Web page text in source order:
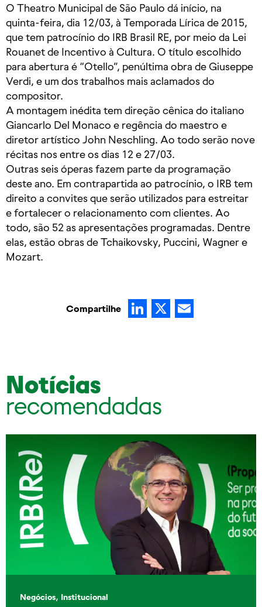
​O Theatro Municipal de São Paulo dá início, na
quinta-feira, dia 12/03, à Temporada Lírica de 2015,
que tem patrocínio do IRB Brasil RE, por meio da Lei
Rouanet de Incentivo à Cultura. O título escolhido
para abertura é “Otello”, penúltima obra de Giuseppe
Verdi, e um dos trabalhos mais aclamados do
compositor.
A montagem inédita tem direção cênica do italiano
Giancarlo Del Monaco e regência do maestro e
diretor artístico John Neschling. Ao todo serão nove
récitas nos entre os dias 12 e 27/03.
Outras seis óperas fazem parte da programação
deste ano. Em contrapartida ao patrocínio, o IRB tem
direito a convites que serão utilizados para estreitar
e fortalecer o relacionamento com clientes. Ao
todo, são 52 as apresentações programadas. Dentre
elas, estão obras de Tchaikovsky, Puccini, Wagner e
Mozart.
Compartilhe LinkedIn
X
Notícias
recomendadas
Negócios, Institucional